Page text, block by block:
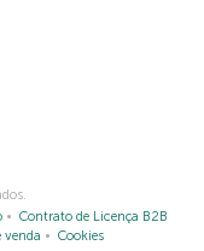
Contrato de Licença B2B
venda Cookies